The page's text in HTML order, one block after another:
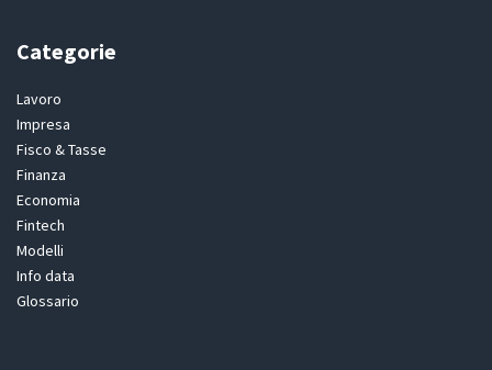
Categorie
Lavoro
Impresa
Fisco & Tasse
Finanza
Economia
Fintech
Modelli
Info data
Glossario